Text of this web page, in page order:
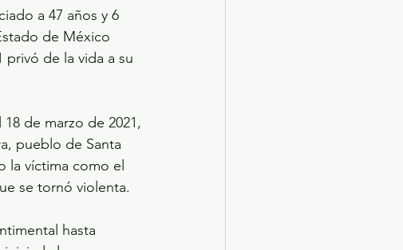
a 47 años y 6
de México
privó de la vida a su
de marzo de 2021,
pueblo de Santa
la víctima como el
se tornó violenta.
hasta